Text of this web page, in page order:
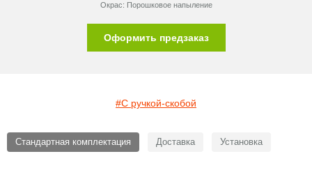
Окрас: Порошковое напыление
Оформить предзаказ
#С ручкой-скобой
Стандартная комплектация Доставка Установка